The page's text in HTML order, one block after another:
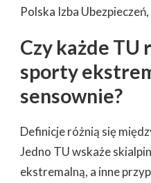
Polska Izba
Czy każde
sporty
sensownie?
Definicje różnią się
Jedno TU wskaże
ekstremalną, a inne